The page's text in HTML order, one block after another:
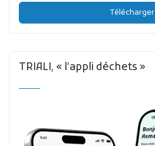
Télécharger
TRIALI, « l’appli déchets »